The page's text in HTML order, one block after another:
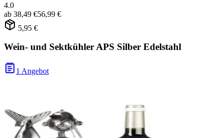
4.0
ab 38,49 €56,99 €
5,95 €
Wein- und Sektkühler APS Silber Edelstahl
1 Angebot